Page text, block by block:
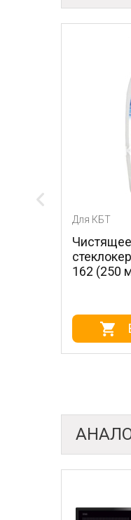
Чистящее
стеклокерамики
162 (250 мл)
В